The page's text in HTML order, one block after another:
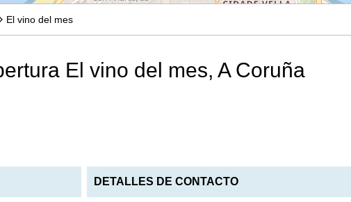
El vino del mes
El vino del mes, A Coruña
DETALLES DE CONTACTO